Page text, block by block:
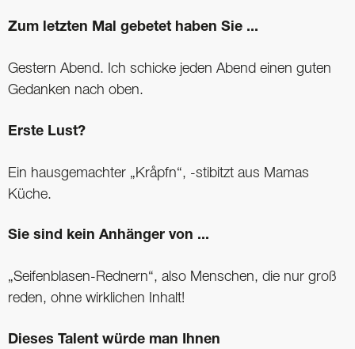
Zum letzten Mal gebetet haben Sie ...
Gestern Abend. Ich schicke jeden Abend einen guten
Gedanken nach oben.
Erste Lust?
Ein hausgemachter „Kråpfn“, -stibitzt aus Mamas
Küche.
Sie sind kein Anhänger von ...
„Seifenblasen-Rednern“, also Menschen, die nur groß
reden, ohne wirklichen Inhalt!
Dieses Talent würde man Ihnen